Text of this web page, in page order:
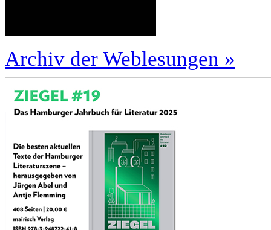
Archiv der Weblesungen »